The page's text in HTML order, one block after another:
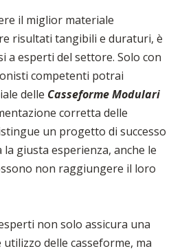
il miglior materiale
risultati tangibili e duraturi, è
a esperti del settore. Solo con
competenti potrai
delle Casseforme Modulari
corretta delle
un progetto di successo
giusta esperienza, anche le
non raggiungere il loro
non solo assicura una
delle casseforme, ma